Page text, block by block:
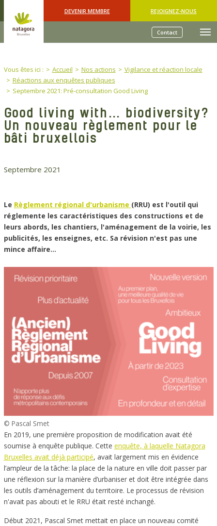
DEVENIR MEMBRE REJOIGNEZ-NOUS
Contact
You are here:
Vous êtes ici : Accueil Nos actions
Vigilance et réaction locale
Réactions aux enquêtes publiques
Septembre 2021: Pré-consultation Good Living
Good living with… biodiversity?
Un nouveau règlement pour le
bâti bruxellois
Septembre 2021
Le Règlement régional d'urbanisme (RRU) est l'outil qui
réglemente les caractéristiques des constructions et de
leurs abords, les chantiers, l'aménagement de la voirie, les
publicités, les enseignes, etc. Sa révision n'est pas une
mince affaire...
© Pascal Smet
En 2019, une première proposition de modification avait été
soumise à enquête publique. Cette enquête, à laquelle Natagora
Bruxelles avait déjà participé, avait largement mis en évidence
l’ampleur de la tâche: la place de la nature en ville doit passer par
une réflexion sur la manière d’urbaniser et doit être intégrée dans
les outils d’aménagement du territoire. Le processus de révision
n'avait pas abouti et le RRU était resté inchangé.
Début 2021, Pascal Smet mettait en place un nouveau comité